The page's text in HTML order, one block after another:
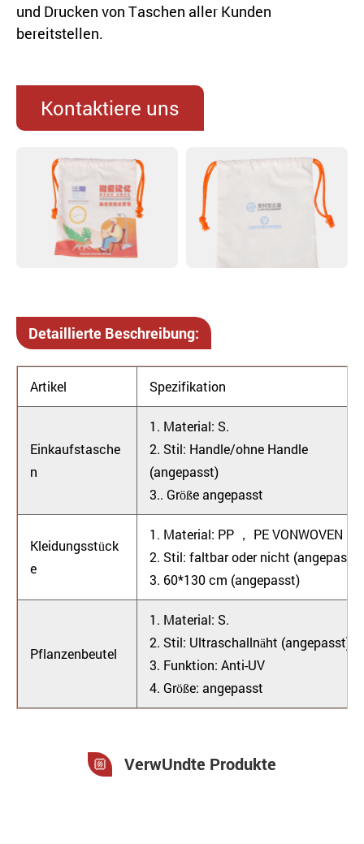
und Drucken von Taschen aller Kunden
bereitstellen.
Kontaktiere uns
Detaillierte Beschreibung:
Artikel Spezifikation
Einkaufstasche
n
1. Material: S.
2. Stil: Handle/ohne Handle
(angepasst)
3.. Größe angepasst
Kleidungsstück
e
1. Material: PP ， PE VONWOVEN
2. Stil: faltbar oder nicht (angepasst)
3. 60*130 cm (angepasst)
Pflanzenbeutel
1. Material: S.
2. Stil: Ultraschallnäht (angepasst)
3. Funktion: Anti-UV
4. Größe: angepasst
VerwUndte Produkte